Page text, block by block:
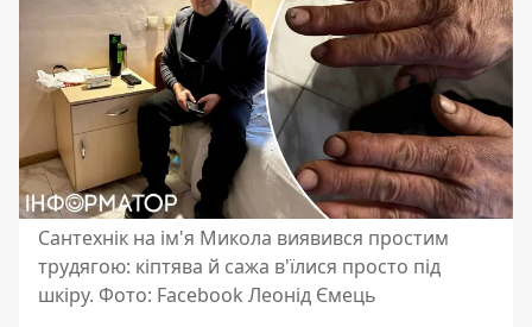
Сантехнік на ім'я Микола виявився простим
трудягою: кіптява й сажа в'їлися просто під
шкіру. Фото: Facebook Леонід Ємець